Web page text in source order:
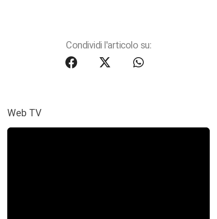
Condividi l'articolo su:
Web TV